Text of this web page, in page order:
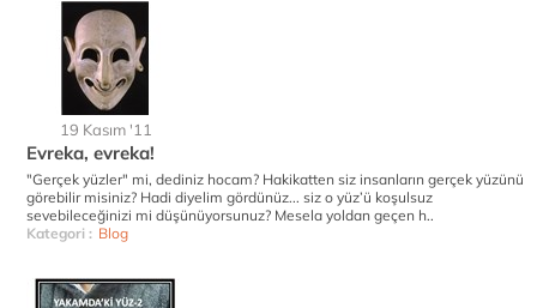
19 Kasım '11
Evreka, evreka!
"Gerçek yüzler" mi, dediniz hocam? Hakikatten siz insanların gerçek yüzünü
görebilir misiniz? Hadi diyelim gördünüz... siz o yüz’ü koşulsuz
sevebileceğinizi mi düşünüyorsunuz? Mesela yoldan geçen h..
Kategori : Blog